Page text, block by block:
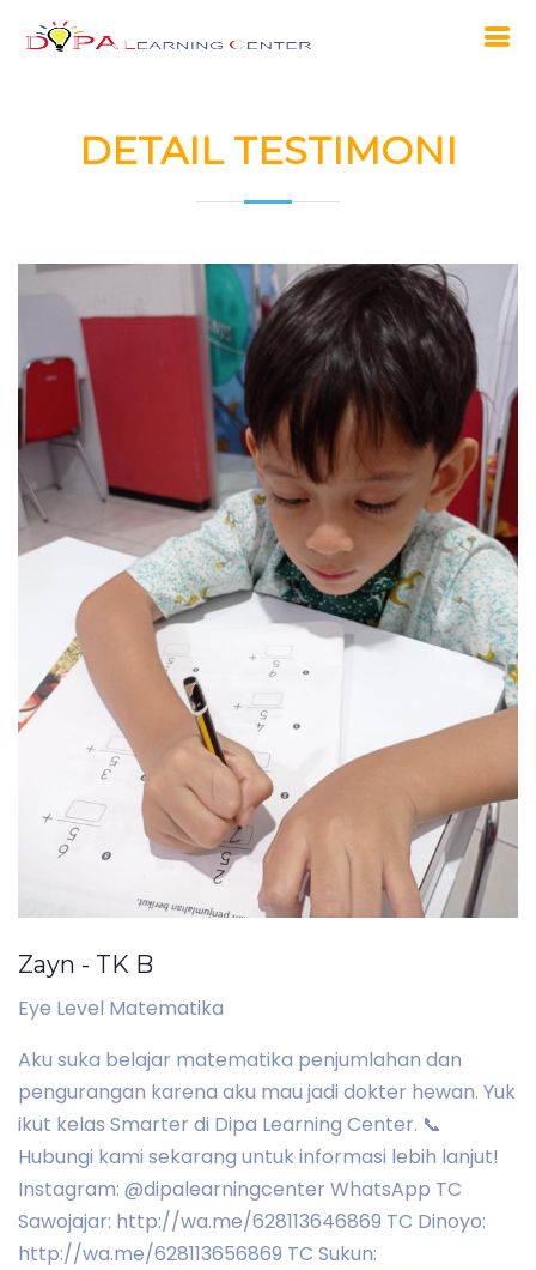
DETAIL TESTIMONI
Zayn - TK B
Eye Level Matematika
Aku suka belajar matematika penjumlahan dan
pengurangan karena aku mau jadi dokter hewan. Yuk
ikut kelas Smarter di Dipa Learning Center. 📞
Hubungi kami sekarang untuk informasi lebih lanjut!
Instagram: @dipalearningcenter WhatsApp TC
Sawojajar: http://wa.me/628113646869 TC Dinoyo:
http://wa.me/628113656869 TC Sukun: